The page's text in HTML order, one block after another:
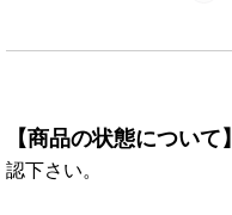
【商品の状態について】
認下さい。